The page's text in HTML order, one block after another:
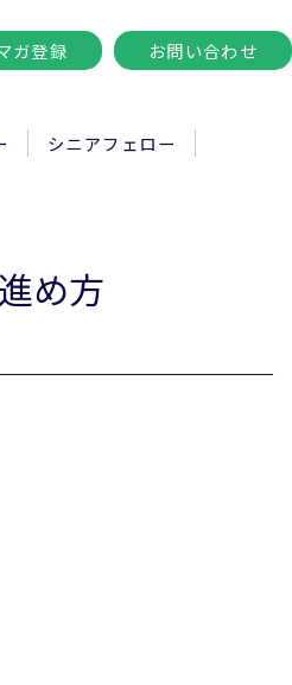
ガ登録 お問い合わせ
シニアフェロー
め方